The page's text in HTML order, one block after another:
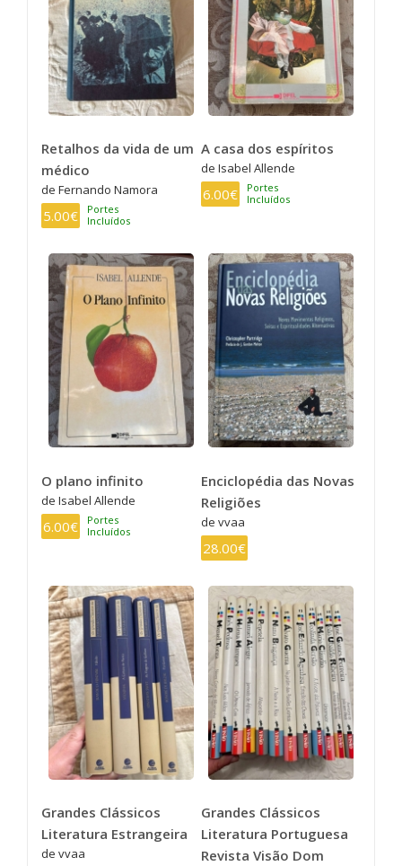
Retalhos da vida de um
médico
de Fernando Namora
5.00€
Portes
Incluídos
A casa dos espíritos
de Isabel Allende
6.00€
Portes
Incluídos
O plano infinito
de Isabel Allende
6.00€
Portes
Incluídos
Enciclopédia das Novas
Religiões
de vvaa
28.00€
Grandes Clássicos
Literatura Estrangeira
de vvaa
Grandes Clássicos
Literatura Portuguesa
Revista Visão Dom